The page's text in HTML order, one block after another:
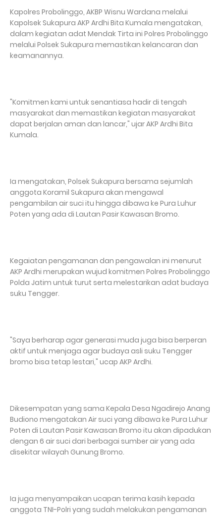
Kapolres Probolinggo, AKBP Wisnu Wardana melalui
Kapolsek Sukapura AKP Ardhi Bita Kumala mengatakan,
dalam kegiatan adat Mendak Tirta ini Polres Probolinggo
melalui Polsek Sukapura memastikan kelancaran dan
keamanannya.
"Komitmen kami untuk senantiasa hadir di tengah
masyarakat dan memastikan kegiatan masyarakat
dapat berjalan aman dan lancar," ujar AKP Ardhi Bita
Kumala.
Ia mengatakan, Polsek Sukapura bersama sejumlah
anggota Koramil Sukapura akan mengawal
pengambilan air suci itu hingga dibawa ke Pura Luhur
Poten yang ada di Lautan Pasir Kawasan Bromo.
Kegaiatan pengamanan dan pengawalan ini menurut
AKP Ardhi merupakan wujud komitmen Polres Probolinggo
Polda Jatim untuk turut serta melestarikan adat budaya
suku Tengger.
"Saya berharap agar generasi muda juga bisa berperan
aktif untuk menjaga agar budaya asli suku Tengger
bromo bisa tetap lestari," ucap AKP Ardhi.
Dikesempatan yang sama Kepala Desa Ngadirejo Anang
Budiono mengatakan Air suci yang dibawa ke Pura Luhur
Poten di Lautan Pasir Kawasan Bromo itu akan dipadukan
dengan 6 air suci dari berbagai sumber air yang ada
disekitar wilayah Gunung Bromo.
Ia juga menyampaikan ucapan terima kasih kepada
anggota TNI-Polri yang sudah melakukan pengamanan